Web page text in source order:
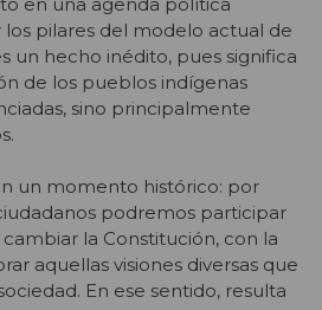
pilares del modelo actual de
un hecho inédito, pues significa
de los pueblos indígenas
sino principalmente
un momento histórico: por
podremos participar
la Constitución, con la
aquellas visiones diversas que
En ese sentido, resulta